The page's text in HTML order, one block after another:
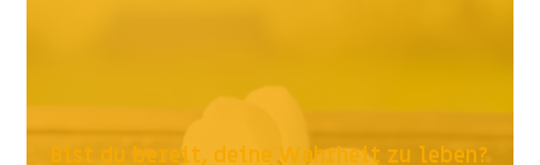
Bist du bereit, deine Wahrheit zu leben?